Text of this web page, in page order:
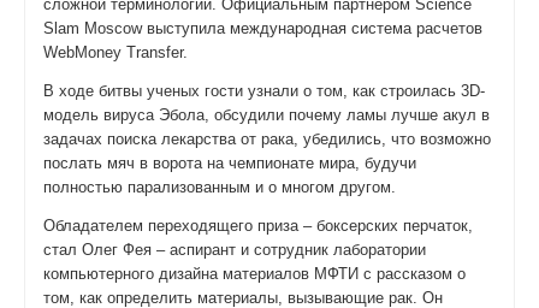
сложной терминологии. Официальным партнером Science
Slam Moscow выступила международная система расчетов
WebMoney Transfer.
В ходе битвы ученых гости узнали о том, как строилась 3D-
модель вируса Эбола, обсудили почему ламы лучше акул в
задачах поиска лекарства от рака, убедились, что возможно
послать мяч в ворота на чемпионате мира, будучи
полностью парализованным и о многом другом.
Обладателем переходящего приза – боксерских перчаток,
стал Олег Фея – аспирант и сотрудник лаборатории
компьютерного дизайна материалов МФТИ с рассказом о
том, как определить материалы, вызывающие рак. Он